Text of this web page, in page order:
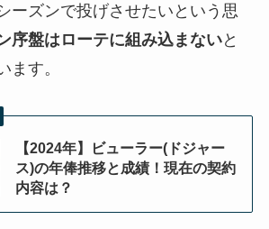
ーズンで投げさせたいという思
序盤はローテに組み込まないと
ます。
【2024年】ビューラー(ドジャー
ス)の年俸推移と成績！現在の契約
内容は？